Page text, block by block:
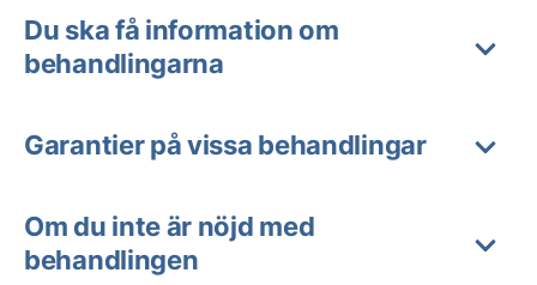
Du ska få information om
behandlingarna
Garantier på vissa behandlingar
Om du inte är nöjd med
behandlingen